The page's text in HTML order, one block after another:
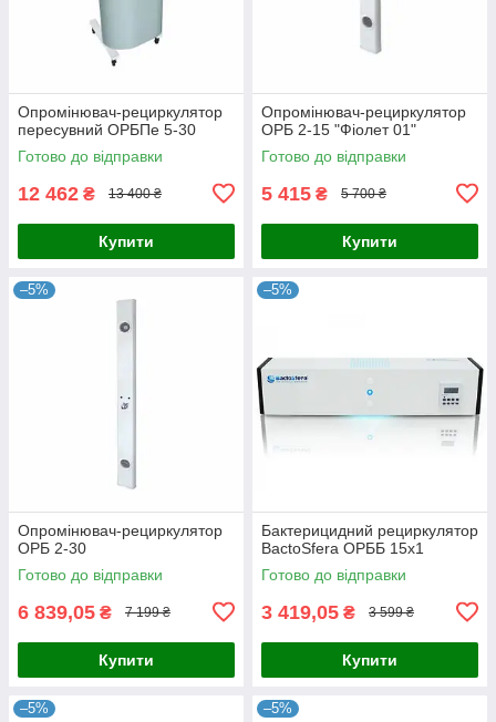
Опромінювач-рециркулятор
пересувний ОРБПе 5-30
Готово до відправки
12 462 ₴ 13 400 ₴
Купити
Опромінювач-рециркулятор
ОРБ 2-15 "Фіолет 01"
Готово до відправки
5 415 ₴ 5 700 ₴
Купити
–5%
Опромінювач-рециркулятор
ОРБ 2-30
Готово до відправки
6 839,05 ₴ 7 199 ₴
Купити
–5%
Бактерицидний рециркулятор
BactoSfera ОРББ 15х1
Готово до відправки
3 419,05 ₴ 3 599 ₴
Купити
–5% –5%